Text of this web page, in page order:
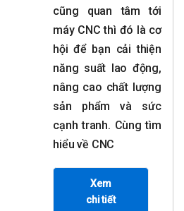
cũng quan tâm tới
máy CNC thì đó là cơ
hội để bạn cải thiện
năng suất lao động,
nâng cao chất lượng
sản phẩm và sức
cạnh tranh. Cùng tìm
hiểu về CNC
Xem
chi tiết